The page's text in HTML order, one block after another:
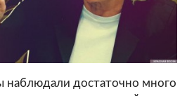
наблюдали достаточно много